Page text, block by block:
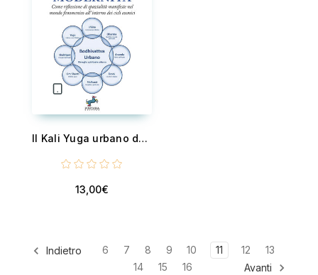
Il Kali Yuga urbano della modernità - Come riflessione di spazialità manifeste nel mondo fenomenico all'interno dei cicli cosmici
13,00€
Indietro 6 7 8 9 10 11 12
13
14
15 16 Avanti